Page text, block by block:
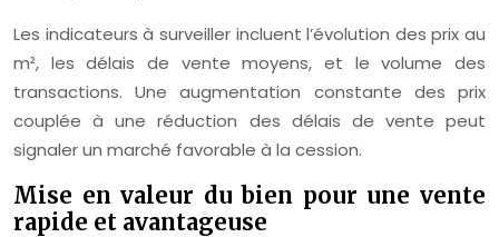
Les indicateurs à surveiller incluent l’évolution des prix au
m², les délais de vente moyens, et le volume des
transactions. Une augmentation constante des prix
couplée à une réduction des délais de vente peut
signaler un marché favorable à la cession.
Mise en valeur du bien pour une vente
rapide et avantageuse